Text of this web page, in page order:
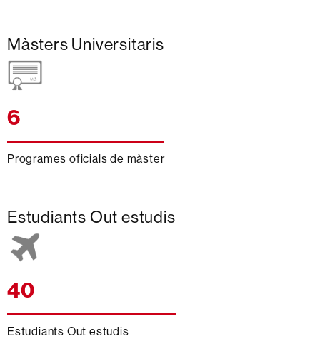
Màsters Universitaris
6
Programes oficials de màster
Estudiants Out estudis
40
Estudiants Out estudis